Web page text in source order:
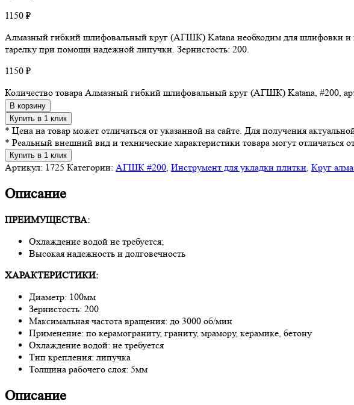
1150 ₽
Алмазный гибкий шлифовальный круг (АГШК) Katana необходим для шлифовки и
тарелку при помощи надежной липучки. Зернистость: 200.
1150 ₽
Количество товара Алмазный гибкий шлифовальный круг (АГШК) Katana, #200,
В корзину
Купить в 1 клик
* Цена на товар может отличаться от указанной на сайте. Для получения
* Реальный внешний вид и технические характеристики товара могут
Купить в 1 клик
Артикул: 1725 Категории: АГШК #200 Инструмент для укладки плитки Круг
Описание
ПРЕИМУЩЕСТВА:
Охлаждение водой не требуется;
Высокая надежность и долговечность
ХАРАКТЕРИСТИКИ:
Диаметр: 100мм
Зернистость: 200
Максимальная частота вращения: до 3000 об/мин
Применение: по керамограниту, граниту, мрамору, керамике, бетону
Охлаждение водой: не требуется
Тип крепления: липучка
Толщина рабочего слоя: 5мм
Описание